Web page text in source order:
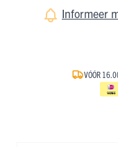
Informeer
VÓÓR